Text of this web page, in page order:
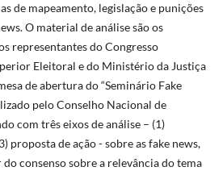
de mapeamento, legislação e punições
O material de análise são os
representantes do Congresso
Eleitoral e do Ministério da Justiça
de abertura do “Seminário Fake
pelo Conselho Nacional de
com três eixos de análise – (1)
proposta de ação - sobre as fake news,
consenso sobre a relevância do tema